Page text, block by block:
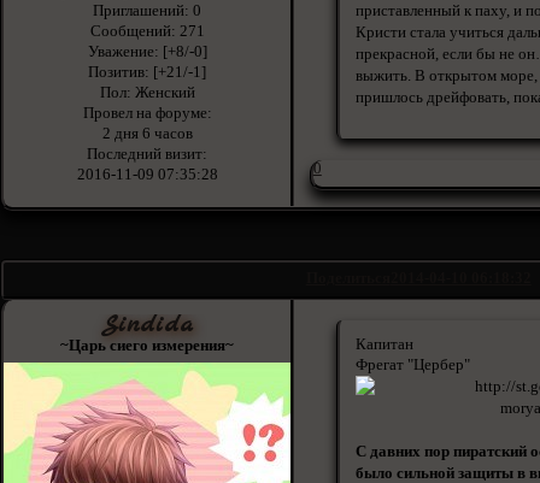
Приглашений: 0
Сообщений: 271
Уважение: [+8/-0]
Позитив: [+21/-1]
Пол: Женский
Провел на форуме:
2 дня 6 часов
Последний визит:
2016-11-09 07:35:28
приставленный к паху, и
Кристи стала учиться
прекрасной, если бы не
выжить. В открытом море,
пришлось дрейфовать,
0
Sindida
~Царь сиего измерения~
Капитан
Фрегат "Цербер"
С давних пор пиратский
было сильной защиты в